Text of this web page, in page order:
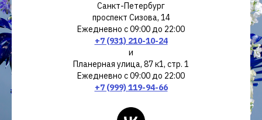
Санкт-Петербург
проспект Сизова, 14
Ежедневно с 09:00 до 22:00
+7 (931) 210-10-24
и
Планерная улица, 87 к1, стр. 1
Ежедневно с 09:00 до 22:00
+7 (999) 119-94-66